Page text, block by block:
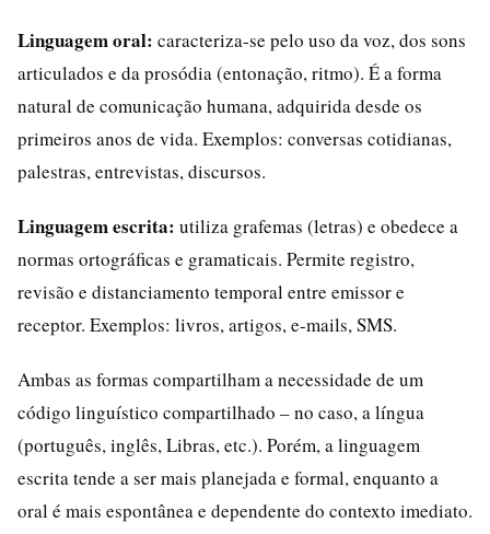
Linguagem oral: caracteriza-se pelo uso da voz, dos sons
articulados e da prosódia (entonação, ritmo). É a forma
natural de comunicação humana, adquirida desde os
primeiros anos de vida. Exemplos: conversas cotidianas,
palestras, entrevistas, discursos.
Linguagem escrita: utiliza grafemas (letras) e obedece a
normas ortográficas e gramaticais. Permite registro,
revisão e distanciamento temporal entre emissor e
receptor. Exemplos: livros, artigos, e-mails, SMS.
Ambas as formas compartilham a necessidade de um
código linguístico compartilhado – no caso, a língua
(português, inglês, Libras, etc.). Porém, a linguagem
escrita tende a ser mais planejada e formal, enquanto a
oral é mais espontânea e dependente do contexto imediato.